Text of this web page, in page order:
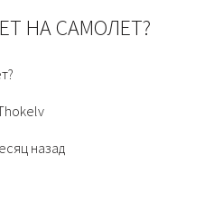
НА САМОЛЕТ?
назад